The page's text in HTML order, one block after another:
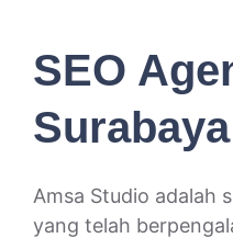
SEO
Surabaya
Amsa Studio adalah
yang telah